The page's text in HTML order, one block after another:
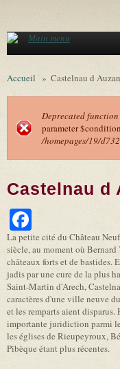
Main menu
Accueil » Castelnau d
Message
Deprecated function
parameter
/homepages/19/
Castelnau d
La petite cité du Château
siècle, au moment où
châteaux forts et de bastides.
jadis par une cure de la plus
Saint-Martin d'Arech,
caractères d'une ville neuve
et les remparts aient disparus.
importante juridiction parmi
les églises de Rieupeyroux,
Pibèque étant plus récentes.